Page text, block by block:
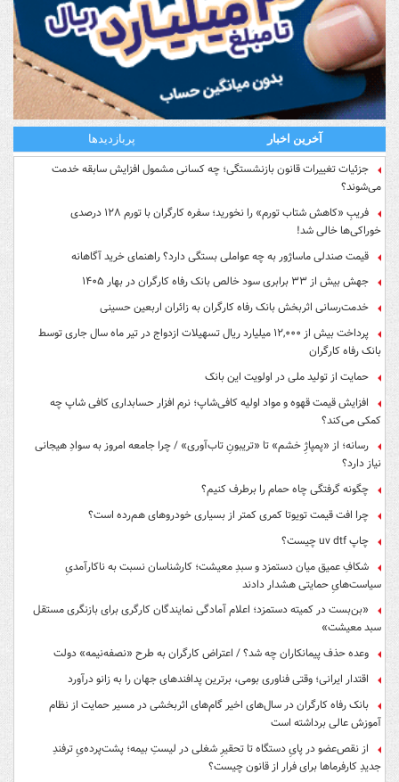
آخرین اخبار پربازدیدها
جزئیات تغییرات قانون بازنشستگی؛ چه کسانی مشمول افزایش سابقه خدمت
می‌شوند؟
فریبِ «کاهش شتاب تورم» را نخورید؛ سفره کارگران با تورم ۱۲۸ درصدی
خوراکی‌ها خالی شد!
قیمت صندلی ماساژور به چه عواملی بستگی دارد؟ راهنمای خرید آگاهانه
جهش بیش از ۳۳ برابری سود خالص بانک رفاه کارگران در بهار ۱۴۰۵
خدمت‌رسانی اثربخش بانک رفاه کارگران به زائران اربعین حسینی
پرداخت بیش از ۱۲,۰۰۰ میلیارد ریال تسهیلات ازدواج در تیر ماه سال جاری توسط
بانک رفاه کارگران
حمایت از تولید ملی در اولویت این بانک
افزایش قیمت قهوه و مواد اولیه کافی‌شاپ؛ نرم افزار حسابداری کافی شاپ چه
کمکی می‌کند؟
رسانه؛ از «پمپاژِ خشم» تا «تریبونِ تاب‌آوری» / چرا جامعه امروز به سوادِ هیجانی
نیاز دارد؟
چگونه گرفتگی چاه حمام را برطرف کنیم؟
چرا افت قیمت تویوتا کمری کمتر از بسیاری خودروهای هم‌رده است؟
چاپ uv dtf چیست؟
شکافِ عمیق میان دستمزد و سبدِ معیشت؛ کارشناسان نسبت به ناکارآمدیِ
سیاست‌هایِ حمایتی هشدار دادند
«بن‌بست در کمیته دستمزد؛ اعلام آمادگی نمایندگان کارگری برای بازنگری مستقل
سبد معیشت»
وعده حذف پیمانکاران چه شد؟ / اعتراض کارگران به طرح «نصفه‌نیمه» دولت
اقتدار ایرانی؛ وقتی فناوری بومی، برترین پدافندهای جهان را به زانو درآورد
بانک رفاه کارگران در سال‌های اخیر گام‌های اثربخشی در مسیر حمایت از نظام
آموزش عالی برداشته است
از نقص‌عضو در پایِ دستگاه تا تحقیرِ شغلی در لیستِ بیمه؛ پشت‌پرده‌یِ ترفندِ
جدیدِ کارفرماها برای فرار از قانون چیست؟